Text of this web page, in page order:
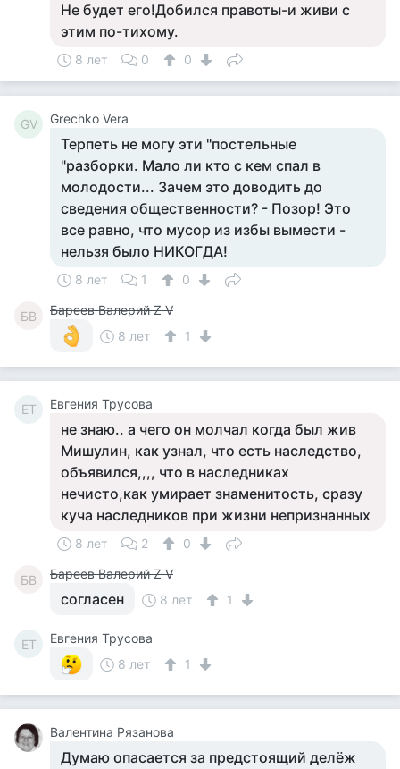
Не будет его!Добился правоты-и живи с
этим по-тихому.
8 лет 0 0
GV Grechko Vera
Терпеть не могу эти "постельные
"разборки. Мало ли кто с кем спал в
молодости... Зачем это доводить до
сведения общественности? - Позор! Это
все равно, что мусор из избы вымести -
нельзя было НИКОГДА!
8 лет 1 0
БВ
Бареев Валерий Z V
8 лет
1
ЕТ Евгения Трусова
не знаю.. а чего он молчал когда был жив
Мишулин, как узнал, что есть наследство,
объявился,,,, что в наследниках
нечисто,как умирает знаменитость, сразу
куча наследников при жизни непризнанных
8 лет 2 0
БВ Бареев Валерий Z V
согласен 8 лет 1
ЕТ
Евгения Трусова
8 лет
1
Валентина Рязанова
Думаю опасается за предстоящий делёж